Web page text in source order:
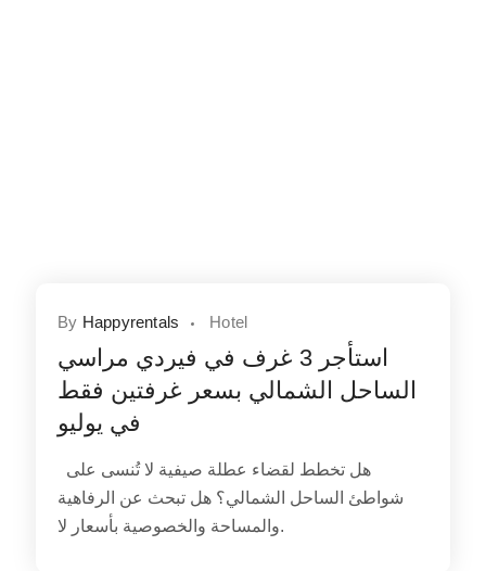
By Happyrentals Hotel
استأجر 3 غرف في فيردي مراسي
الساحل الشمالي بسعر غرفتين فقط
في يوليو
شواطئ الساحل الشمالي؟ هل تبحث عن الرفاهية
والمساحة والخصوصية بأسعار لا.